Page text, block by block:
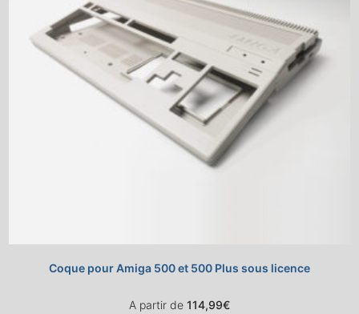
Coque pour Amiga 500 et 500 Plus sous licence
A partir de 114,99€